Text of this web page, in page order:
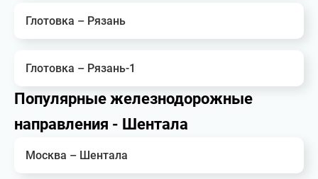
Глотовка – Рязань
Глотовка – Рязань-1
Популярные железнодорожные
направления - Шентала
Москва – Шентала